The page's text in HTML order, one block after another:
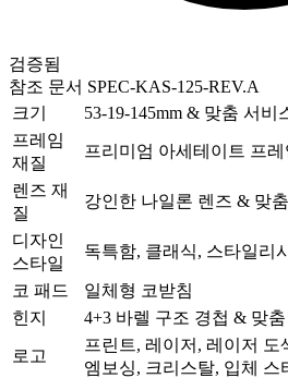
검증됨
참조 문서 SPEC-KAS-125-REV.A
크기
53-19-145mm & 맞춤 서비
프레임
재질
프리미엄 아세테이트 프
렌즈 재
질
강인한 나일론 렌즈 & 맞
디자인
스타일
독특함, 클래식, 스타일리
코 패드
일체형 코받침
힌지
4+3 바렐 구조 경첩 & 맞
로고
프린트, 레이저, 레이저 도
엠보싱, 크리스탈, 입체 스